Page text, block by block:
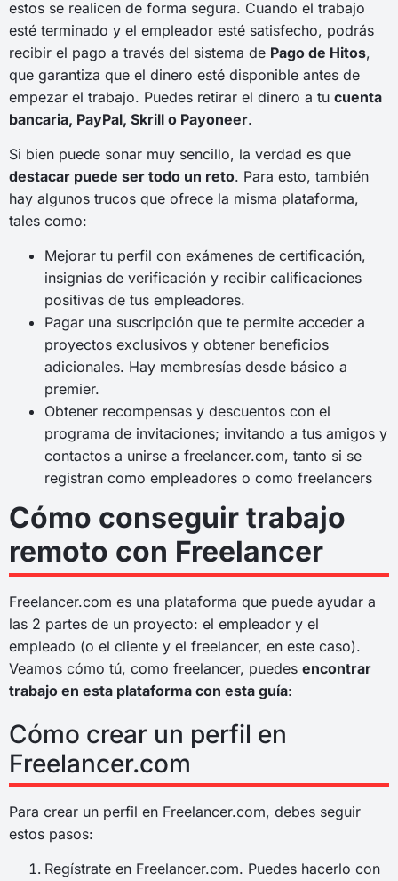
estos se realicen de forma segura. Cuando el trabajo
esté terminado y el empleador esté satisfecho, podrás
recibir el pago a través del sistema de Pago de Hitos,
que garantiza que el dinero esté disponible antes de
empezar el trabajo. Puedes retirar el dinero a tu cuenta
bancaria, PayPal, Skrill o Payoneer.
Si bien puede sonar muy sencillo, la verdad es que
destacar puede ser todo un reto. Para esto, también
hay algunos trucos que ofrece la misma plataforma,
tales como:
Mejorar tu perfil con exámenes de certificación,
insignias de verificación y recibir calificaciones
positivas de tus empleadores.
Pagar una suscripción que te permite acceder a
proyectos exclusivos y obtener beneficios
adicionales. Hay membresías desde básico a
premier.
Obtener recompensas y descuentos con el
programa de invitaciones; invitando a tus amigos y
contactos a unirse a freelancer.com, tanto si se
registran como empleadores o como freelancers
Cómo conseguir trabajo
remoto con Freelancer
Freelancer.com es una plataforma que puede ayudar a
las 2 partes de un proyecto: el empleador y el
empleado (o el cliente y el freelancer, en este caso).
Veamos cómo tú, como freelancer, puedes encontrar
trabajo en esta plataforma con esta guía:
Cómo crear un perfil en
Freelancer.com
Para crear un perfil en Freelancer.com, debes seguir
estos pasos:
Regístrate en Freelancer.com. Puedes hacerlo con